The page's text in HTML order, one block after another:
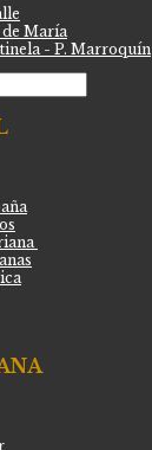
María
- P. Marroquín